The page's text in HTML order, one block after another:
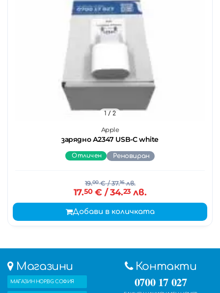
Apple
зарядно А2347 USB-C white
1 / 2
Отличен Реновиран
19.00€/ 37.16лв.
17.50€ / 34.23 лв.
Добави в количката
Магазини
МАГАЗИН HOP.BG СОФИЯ
Контакти
0700 17 027